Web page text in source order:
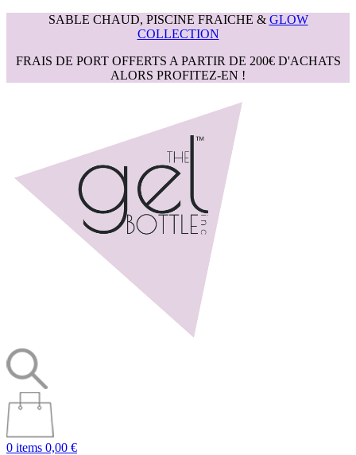
SABLE CHAUD, PISCINE FRAICHE & GLOW
COLLECTION
FRAIS DE PORT OFFERTS A PARTIR DE 200€ D'ACHATS
ALORS PROFITEZ-EN !
0 items 0,00 €